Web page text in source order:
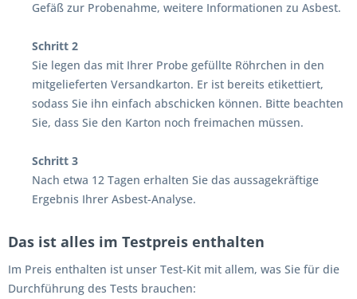
Gefäß zur Probenahme, weitere Informationen zu Asbest.
Schritt 2
Sie legen das mit Ihrer Probe gefüllte Röhrchen in den
mitgelieferten Versandkarton. Er ist bereits etikettiert,
sodass Sie ihn einfach abschicken können. Bitte beachten
Sie, dass Sie den Karton noch freimachen müssen.
Schritt 3
Nach etwa 12 Tagen erhalten Sie das aussagekräftige
Ergebnis Ihrer Asbest-Analyse.
Das ist alles im Testpreis enthalten
Im Preis enthalten ist unser Test-Kit mit allem, was Sie für die
Durchführung des Tests brauchen: